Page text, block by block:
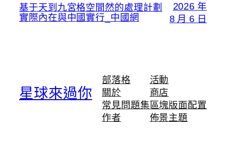
基于天到九宮格空間然的處理計劃
實際內在與中國實行_中國網
2026 年
8 月 6 日
星球來過你
部落格
關於
常見問題集
作者
活動
商店
區塊版面配置
佈景主題